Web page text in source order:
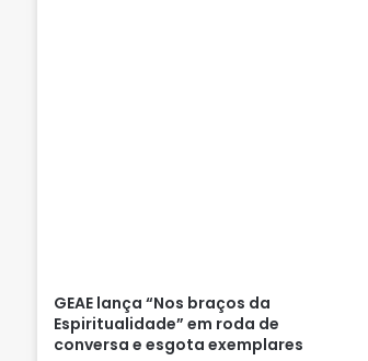
GEAE lança “Nos braços da
Espiritualidade” em roda de
conversa e esgota exemplares